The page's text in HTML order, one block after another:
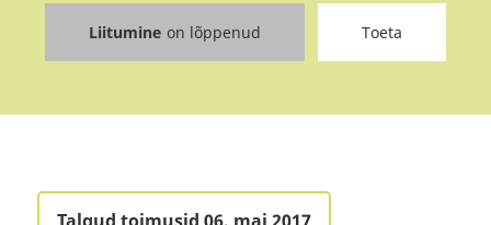
Liitumine on lõppenud Toeta